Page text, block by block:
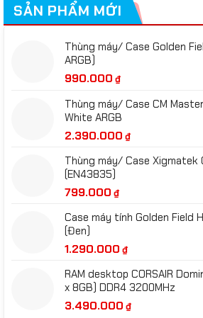
SẢN PHẨM MỚI
Thùng máy/ Case Golden
ARGB)
990.000 ₫
Thùng máy/ Case CM
White ARGB
2.390.000 ₫
Thùng máy/ Case Xigmatek
(EN43835)
799.000 ₫
Case máy tính Golden Field
(Đen)
1.290.000 ₫
RAM desktop CORSAIR
x 8GB) DDR4 3200MHz
3.490.000 ₫